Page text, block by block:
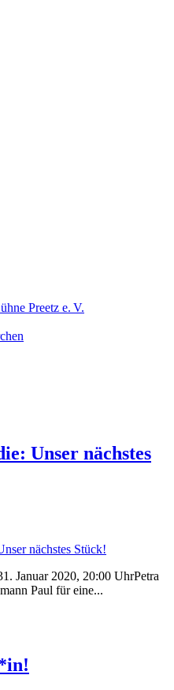
Preetz e. V.
Unser nächstes
Januar 2020, 20:00 UhrPetra
Paul für eine...